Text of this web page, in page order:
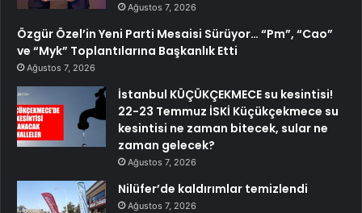
Ağustos 7, 2026
Özgür Özel’in Yeni Parti Mesaisi Sürüyor… “Pm”, “Cao”
ve “Myk” Toplantılarına Başkanlık Etti
Ağustos 7, 2026
İstanbul KÜÇÜKÇEKMECE su kesintisi!
22-23 Temmuz İSKİ Küçükçekmece su
kesintisi ne zaman bitecek, sular ne
zaman gelecek?
Ağustos 7, 2026
Nilüfer’de kaldırımlar temizlendi
Ağustos 7, 2026